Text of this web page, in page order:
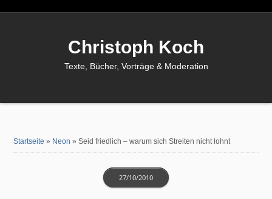
Christoph Koch
Texte, Bücher, Vorträge & Moderation
Startseite » Neon »Seid friedlich – warum sich Streiten nicht lohnt
27/10/2010